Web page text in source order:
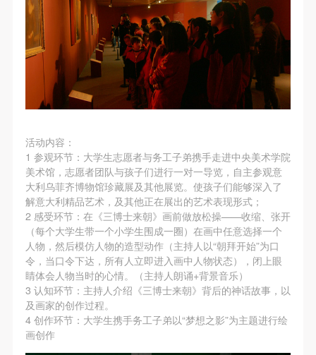
活动内容：
1 参观环节：大学生志愿者与务工子弟携手走进中央美术学院
美术馆，志愿者团队与孩子们进行一对一导览，自主参观意
大利乌菲齐博物馆珍藏展及其他展览。使孩子们能够深入了
解意大利精品艺术，及其他正在展出的艺术表现形式；
2 感受环节：在《三博士来朝》画前做放松操——收缩、张开
（每个大学生带一个小学生围成一圈）在画中任意选择一个
人物，然后模仿人物的造型动作（主持人以“朝拜开始”为口
令，当口令下达，所有人立即进入画中人物状态），闭上眼
睛体会人物当时的心情。（主持人朗诵+背景音乐）
3 认知环节：主持人介绍《三博士来朝》背后的神话故事，以
及画家的创作过程。
4 创作环节：大学生携手务工子弟以“梦想之影”为主题进行绘
画创作
的人身安全不负有民事及相关连带责任。
第五条
参加活动者在此次活动期间应主动遵守美术馆活动秩
序、维护美术馆场地及展示、展览、馆藏艺术作品及
衍生品的安全。活动中一旦因个人原因造成美术馆场
地、空间、艺术品、衍生品等受到不同程度的损失、
应的责任与损失，应由参与活动者根据相应的法律条
文、组织规定进行协商和赔偿。并追究相应的法律责
任和经济责任。
第六条
参与活动者在参与活动时应当在美术馆工作人员及活
动导师、教师指导下进行，并正确的使用活动中所涉
及到的绘画工具、创作材料及配套设备、设施，若参
与者因个人原因在使用相应绘画工具、创作材料及配
套设备、设施造成个人受伤、伤害他人及造成相应工
具、材料、设备或设施的故障或损坏。参与活动者应
当承当相应的全部责任，并主动赔偿相应的经济损
的人身安全不负有民事及相关连带责任。
第五条
参加活动者在此次活动期间应主动遵守美术馆活动秩
序、维护美术馆场地及展示、展览、馆藏艺术作品及
衍生品的安全。活动中一旦因个人原因造成美术馆场
地、空间、艺术品、衍生品等受到不同程度的损失、
应的责任与损失，应由参与活动者根据相应的法律条
文、组织规定进行协商和赔偿。并追究相应的法律责
任和经济责任。
第六条
参与活动者在参与活动时应当在美术馆工作人员及活
动导师、教师指导下进行，并正确的使用活动中所涉
及到的绘画工具、创作材料及配套设备、设施，若参
与者因个人原因在使用相应绘画工具、创作材料及配
套设备、设施造成个人受伤、伤害他人及造成相应工
具、材料、设备或设施的故障或损坏。参与活动者应
当承当相应的全部责任，并主动赔偿相应的经济损
的人身安全不负有民事及相关连带责任。
第五条
参加活动者在此次活动期间应主动遵守美术馆活动秩
序、维护美术馆场地及展示、展览、馆藏艺术作品及
衍生品的安全。活动中一旦因个人原因造成美术馆场
地、空间、艺术品、衍生品等受到不同程度的损失、
应的责任与损失，应由参与活动者根据相应的法律条
文、组织规定进行协商和赔偿。并追究相应的法律责
任和经济责任。
第六条
参与活动者在参与活动时应当在美术馆工作人员及活
动导师、教师指导下进行，并正确的使用活动中所涉
及到的绘画工具、创作材料及配套设备、设施，若参
与者因个人原因在使用相应绘画工具、创作材料及配
套设备、设施造成个人受伤、伤害他人及造成相应工
具、材料、设备或设施的故障或损坏。参与活动者应
当承当相应的全部责任，并主动赔偿相应的经济损